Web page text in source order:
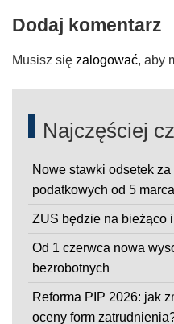
Dodaj komentarz
Musisz się zalogować, aby
Najczęściej
Nowe stawki odsetek za
podatkowych od 5
ZUS będzie na bieżąco
Od 1 czerwca nowa
bezrobotnych
Reforma PIP 2026: jak
oceny form